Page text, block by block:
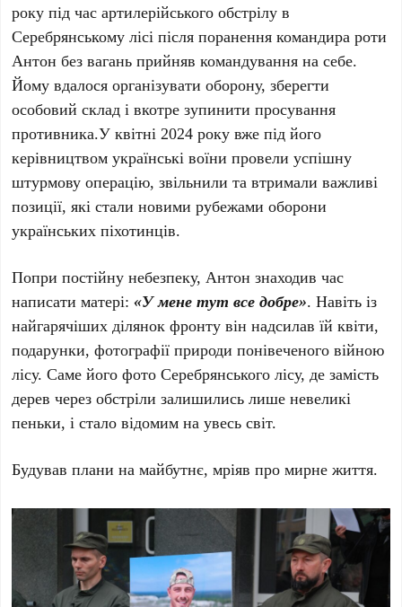
року під час артилерійського обстрілу в
Серебрянському лісі після поранення командира роти
Антон без вагань прийняв командування на себе.
Йому вдалося організувати оборону, зберегти
особовий склад і вкотре зупинити просування
противника.У квітні 2024 року вже під його
керівництвом українські воїни провели успішну
штурмову операцію, звільнили та втримали важливі
позиції, які стали новими рубежами оборони
українських піхотинців.
Попри постійну небезпеку, Антон знаходив час
написати матері: «У мене тут все добре». Навіть із
найгарячіших ділянок фронту він надсилав їй квіти,
подарунки, фотографії природи понівеченого війною
лісу. Саме його фото Серебрянського лісу, де замість
дерев через обстріли залишились лише невеликі
пеньки, і стало відомим на увесь світ.
Будував плани на майбутнє, мріяв про мирне життя.